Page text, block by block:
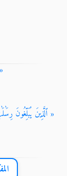
« ٱلَّذِينَ يُبَلِّغُونَ